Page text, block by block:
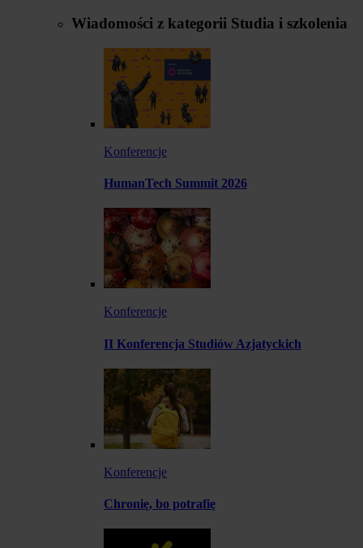
Wiadomości z kategorii Studia i szkolenia
Konferencje
HumanTech Summit 2026
Konferencje
II Konferencja Studiów Azjatyckich
Konferencje
Chronię, bo potrafię